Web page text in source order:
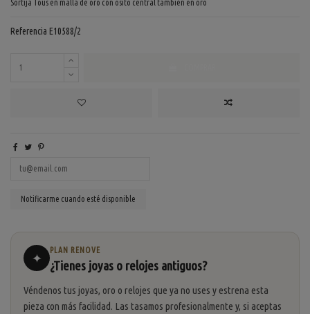
Sortija Tous en malla de oro con osito central también en oro
Referencia E10588/2
✦
PLAN RENOVE
¿Tienes joyas o relojes antiguos?
Véndenos tus joyas, oro o relojes que ya no uses y estrena esta
pieza con más facilidad. Las tasamos profesionalmente y, si aceptas